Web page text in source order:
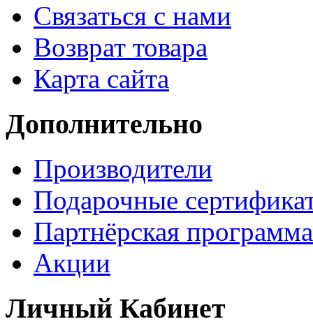
Связаться с нами
Возврат товара
Карта сайта
Дополнительно
Производители
Подарочные
Партнёрская программа
Акции
Личный Кабинет